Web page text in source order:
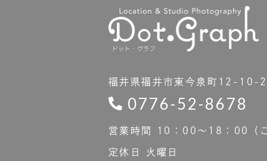
福井県福井市東今泉町12-10-2
0776-52-8678
営業時間 10：00〜18：00（ご
定休日 火曜日